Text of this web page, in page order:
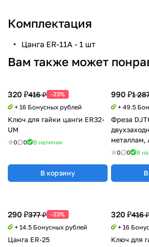
Комплектация
Цанга ER-11A - 1 шт
Вам также может
320 ₽416 ₽ -23%
+ 16 Бонусных рублей
Ключ для гайки цанги ER32-
UM
0 0 В наличии
В корзину
990 ₽1
+ 49.5
Фреза
металлам,
0 0 В
320 ₽416
+ 16
Ключ для
290 ₽377 ₽ -23%
+ 14.5 Бонусных рублей
Цанга ER-25